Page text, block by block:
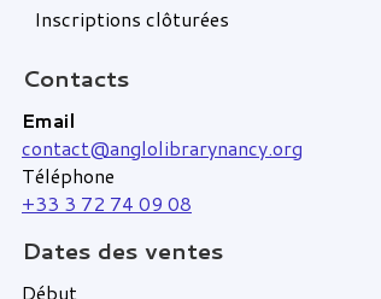
Inscriptions clôturées
Contacts
Email
contact@anglolibrarynancy.org
Téléphone
+33 3 72 74 09 08
Dates des ventes
Début